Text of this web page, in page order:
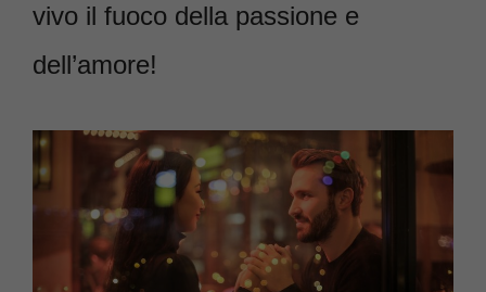
vivo il fuoco della passione e
dell’amore!